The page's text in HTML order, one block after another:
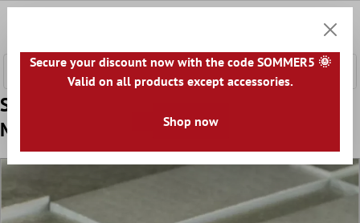
Sample Mozaïektegel Glas Metaal Modder
Mix
Secure your discount now with the code SOMMER5 🌞
Valid on all products except accessories.
Shop now